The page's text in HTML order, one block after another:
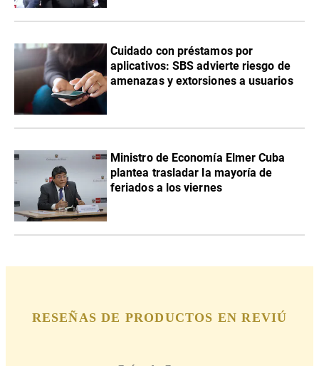
Cuidado con préstamos por
aplicativos: SBS advierte riesgo de
amenazas y extorsiones a usuarios
Ministro de Economía Elmer Cuba
plantea trasladar la mayoría de
feriados a los viernes